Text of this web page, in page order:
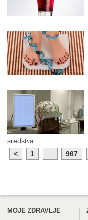
sredstva ...
<
1 967
MOJE ZDRAVLJE